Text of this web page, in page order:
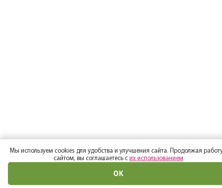
Мы используем cookies для удобства и улучшения сайта. Продолжая
сайтом, вы соглашаетесь с их использованием
ОК